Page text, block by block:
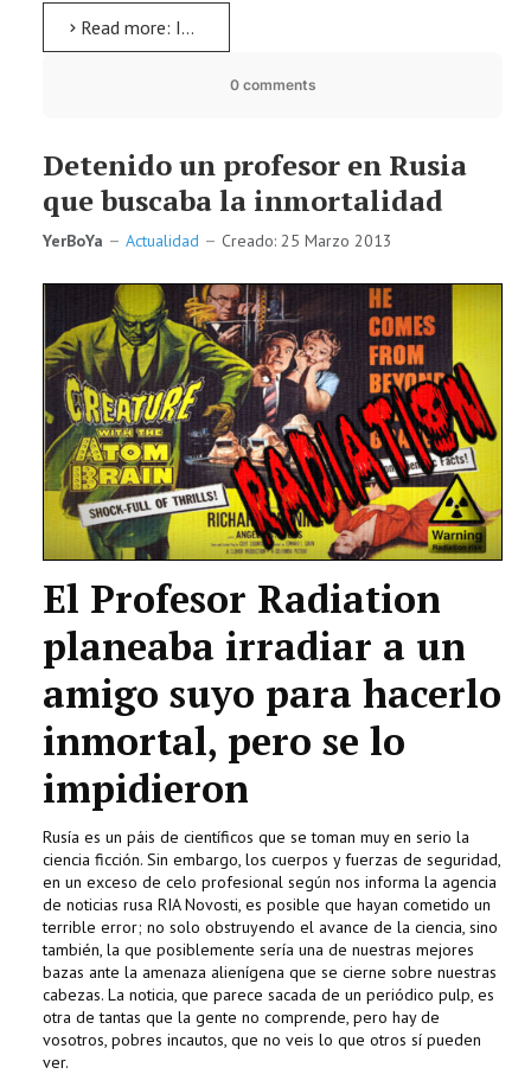
Read more: Impresoras 3D. Imprime tus sueños
0 comments
Detenido un profesor en Rusia
que buscaba la inmortalidad
YerBoYa Actualidad Creado: 25 Marzo 2013
El Profesor Radiation
planeaba irradiar a un
amigo suyo para hacerlo
inmortal, pero se lo
impidieron
Rusía es un páis de científicos que se toman muy en serio la
ciencia ficción. Sin embargo, los cuerpos y fuerzas de seguridad,
en un exceso de celo profesional según nos informa la agencia
de noticias rusa RIA Novosti, es posible que hayan cometido un
terrible error; no solo obstruyendo el avance de la ciencia, sino
también, la que posiblemente sería una de nuestras mejores
bazas ante la amenaza alienígena que se cierne sobre nuestras
cabezas. La noticia, que parece sacada de un periódico pulp, es
otra de tantas que la gente no comprende, pero hay de
vosotros, pobres incautos, que no veis lo que otros sí pueden
ver.